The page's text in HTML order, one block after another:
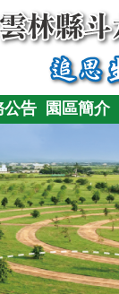
公告 園區簡介